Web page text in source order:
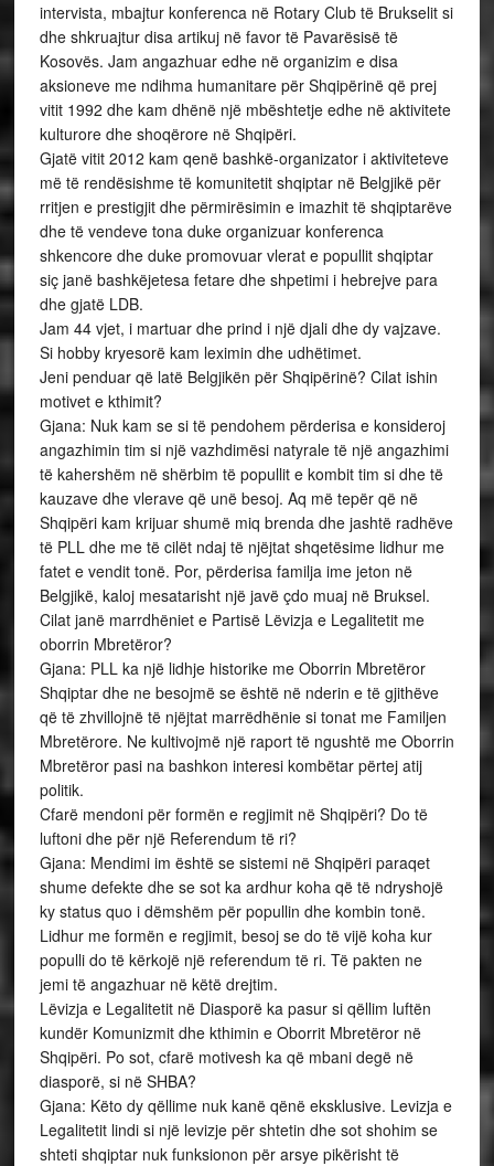
intervista, mbajtur konferenca në Rotary Club të Brukselit si
dhe shkruajtur disa artikuj në favor të Pavarësisë të
Kosovës. Jam angazhuar edhe në organizim e disa
aksioneve me ndihma humanitare për Shqipërinë që prej
vitit 1992 dhe kam dhënë një mbështetje edhe në aktivitete
kulturore dhe shoqërore në Shqipëri.
Gjatë vitit 2012 kam qenë bashkë-organizator i aktiviteteve
më të rendësishme të komunitetit shqiptar në Belgjikë për
rritjen e prestigjit dhe përmirësimin e imazhit të shqiptarëve
dhe të vendeve tona duke organizuar konferenca
shkencore dhe duke promovuar vlerat e popullit shqiptar
siç janë bashkëjetesa fetare dhe shpetimi i hebrejve para
dhe gjatë LDB.
Jam 44 vjet, i martuar dhe prind i një djali dhe dy vajzave.
Si hobby kryesorë kam leximin dhe udhëtimet.
Jeni penduar që latë Belgjikën për Shqipërinë? Cilat ishin
motivet e kthimit?
Gjana: Nuk kam se si të pendohem përderisa e konsideroj
angazhimin tim si një vazhdimësi natyrale të një angazhimi
të kahershëm në shërbim të popullit e kombit tim si dhe të
kauzave dhe vlerave që unë besoj. Aq më tepër që në
Shqipëri kam krijuar shumë miq brenda dhe jashtë radhëve
të PLL dhe me të cilët ndaj të njëjtat shqetësime lidhur me
fatet e vendit tonë. Por, përderisa familja ime jeton në
Belgjikë, kaloj mesatarisht një javë çdo muaj në Bruksel.
Cilat janë marrdhëniet e Partisë Lëvizja e Legalitetit me
oborrin Mbretëror?
Gjana: PLL ka një lidhje historike me Oborrin Mbretëror
Shqiptar dhe ne besojmë se është në nderin e të gjithëve
që të zhvillojnë të njëjtat marrëdhënie si tonat me Familjen
Mbretërore. Ne kultivojmë një raport të ngushtë me Oborrin
Mbretëror pasi na bashkon interesi kombëtar përtej atij
politik.
Cfarë mendoni për formën e regjimit në Shqipëri? Do të
luftoni dhe për një Referendum të ri?
Gjana: Mendimi im është se sistemi në Shqipëri paraqet
shume defekte dhe se sot ka ardhur koha që të ndryshojë
ky status quo i dëmshëm për popullin dhe kombin tonë.
Lidhur me formën e regjimit, besoj se do të vijë koha kur
populli do të kërkojë një referendum të ri. Të pakten ne
jemi të angazhuar në këtë drejtim.
Lëvizja e Legalitetit në Diasporë ka pasur si qëllim luftën
kundër Komunizmit dhe kthimin e Oborrit Mbretëror në
Shqipëri. Po sot, cfarë motivesh ka që mbani degë në
diasporë, si në SHBA?
Gjana: Këto dy qëllime nuk kanë qënë eksklusive. Levizja e
Legalitetit lindi si një levizje për shtetin dhe sot shohim se
shteti shqiptar nuk funksionon për arsye pikërisht të